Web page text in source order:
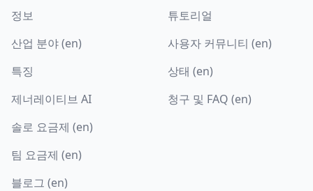
정보
산업 분야 (en)
특징
제너레이티브 AI
솔로 요금제 (en)
팀 요금제 (en)
블로그 (en)
튜토리얼
사용자 커뮤니티 (en)
상태 (en)
청구 및 FAQ (en)